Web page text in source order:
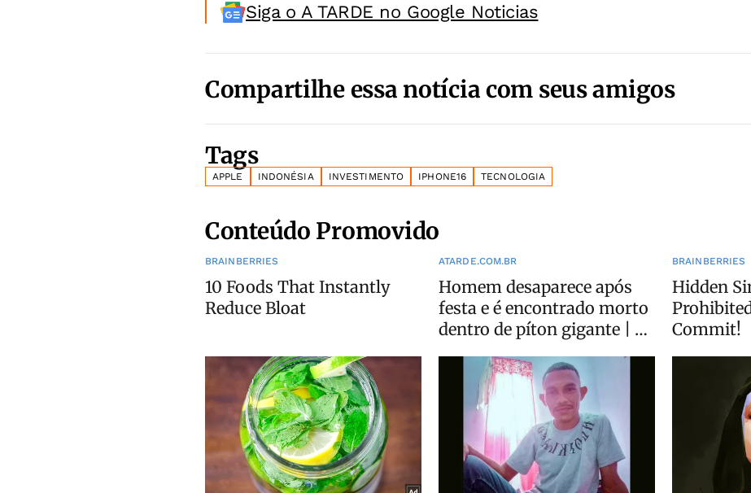
Siga o A TARDE no Google Noticias
Compartilhe essa notícia com seus amigos
Tags
APPLE INDONÉSIA INVESTIMENTO IPHONE16 TECNOLOGIA